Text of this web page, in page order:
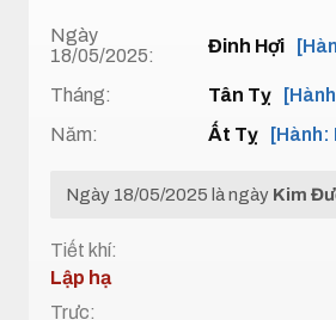
Ngày
18/05/2025:
Đinh Hợi
Tháng: Tân Tỵ
Năm:
Ất Tỵ [Hành:
Ngày 18/05/2025 là ngày Kim
Tiết khí:
Lập hạ
Trực: